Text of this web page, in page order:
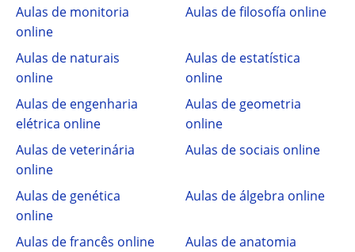
Aulas de monitoria
online
Aulas de filosofía online
Aulas de naturais
online
Aulas de estatística
online
Aulas de engenharia
elétrica online
Aulas de geometria
online
Aulas de veterinária
online
Aulas de sociais online
Aulas de genética
online
Aulas de álgebra online
Aulas de francês online
Aulas de anatomia